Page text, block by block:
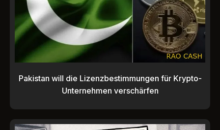
Pakistan will die Lizenzbestimmungen für Krypto-
Unternehmen verschärfen